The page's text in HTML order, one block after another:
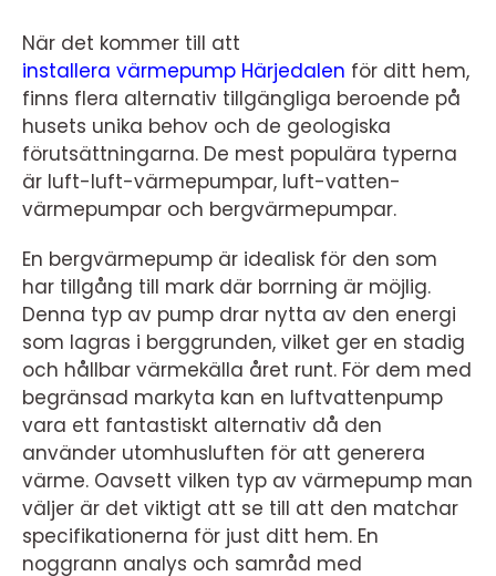
När det kommer till att
installera värmepump Härjedalen för ditt hem,
finns flera alternativ tillgängliga beroende på
husets unika behov och de geologiska
förutsättningarna. De mest populära typerna
är luft-luft-värmepumpar, luft-vatten-
värmepumpar och bergvärmepumpar.
En bergvärmepump är idealisk för den som
har tillgång till mark där borrning är möjlig.
Denna typ av pump drar nytta av den energi
som lagras i berggrunden, vilket ger en stadig
och hållbar värmekälla året runt. För dem med
begränsad markyta kan en luftvattenpump
vara ett fantastiskt alternativ då den
använder utomhusluften för att generera
värme. Oavsett vilken typ av värmepump man
väljer är det viktigt att se till att den matchar
specifikationerna för just ditt hem. En
noggrann analys och samråd med